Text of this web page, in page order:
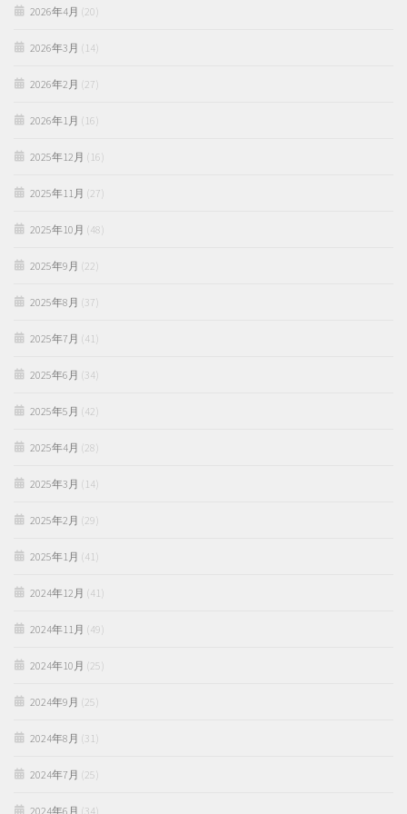
2026年4月 (20)
2026年3月 (14)
2026年2月 (27)
2026年1月 (16)
2025年12月 (16)
2025年11月 (27)
2025年10月 (48)
2025年9月 (22)
2025年8月 (37)
2025年7月 (41)
2025年6月 (34)
2025年5月 (42)
2025年4月 (28)
2025年3月 (14)
2025年2月 (29)
2025年1月 (41)
2024年12月 (41)
2024年11月 (49)
2024年10月 (25)
2024年9月 (25)
2024年8月 (31)
2024年7月 (25)
2024年6月 (34)